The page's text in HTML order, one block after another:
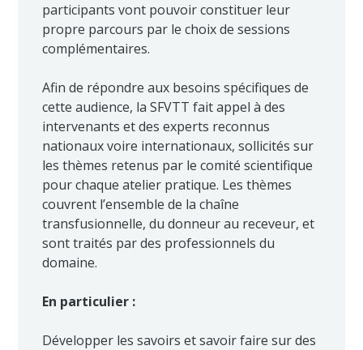
participants vont pouvoir constituer leur
propre parcours par le choix de sessions
complémentaires.
Afin de répondre aux besoins spécifiques de
cette audience, la SFVTT fait appel à des
intervenants et des experts reconnus
nationaux voire internationaux, sollicités sur
les thèmes retenus par le comité scientifique
pour chaque atelier pratique. Les thèmes
couvrent l’ensemble de la chaîne
transfusionnelle, du donneur au receveur, et
sont traités par des professionnels du
domaine.
En particulier :
Développer les savoirs et savoir faire sur des